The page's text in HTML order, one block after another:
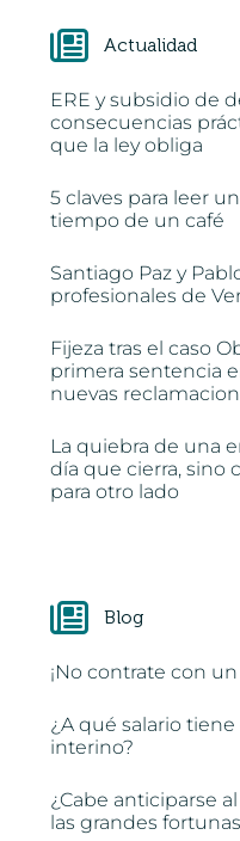
Actualidad
ERE y subsidio de
consecuencias
que la ley obliga
5 claves para leer
tiempo de un café
Santiago Paz y
profesionales de
Fijeza tras el caso
primera sentencia
nuevas
La quiebra de una
día que cierra, sino
para otro lado
Blog
¡No contrate con
¿A qué salario
interino?
¿Cabe anticiparse
las grandes